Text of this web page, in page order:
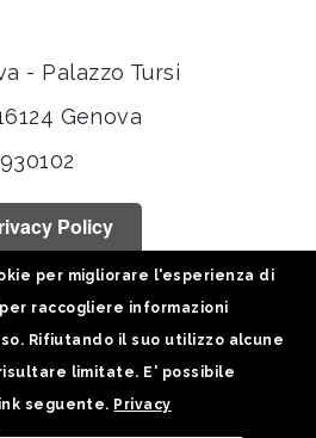
- Palazzo Tursi
Genova
Policy
per migliorare l'esperienza di
raccogliere informazioni
Rifiutando il suo utilizzo alcune
limitate. E' possibile
seguente. Privacy